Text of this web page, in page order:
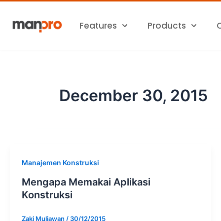
content
Features Products
December 30, 2015
Manajemen Konstruksi
Mengapa Memakai Aplikasi
Konstruksi
Zaki Muliawan / 30/12/2015